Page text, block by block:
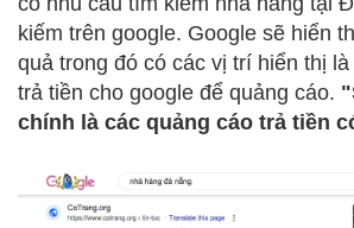
kiếm trên google. Google sẽ hiển
quả trong đó có các vị trí hiển thị
trả tiền cho google để quảng cáo.
chính là các quảng cáo trả tiền